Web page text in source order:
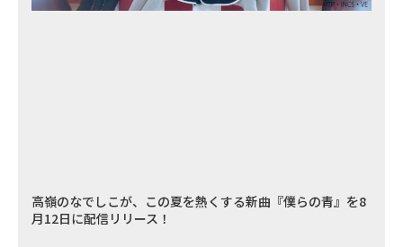
高嶺のなでしこが、この夏を熱くする新曲『僕らの青』を8
月12日に配信リリース！